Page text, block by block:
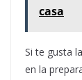
casa
Si te gusta
en la